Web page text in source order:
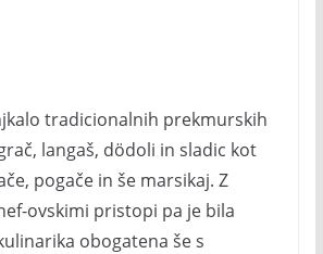
tradicionalnih prekmurskih
langaš, dödoli in sladic kot
pogače in še marsikaj. Z
ovskimi pristopi pa je bila
obogatena še s